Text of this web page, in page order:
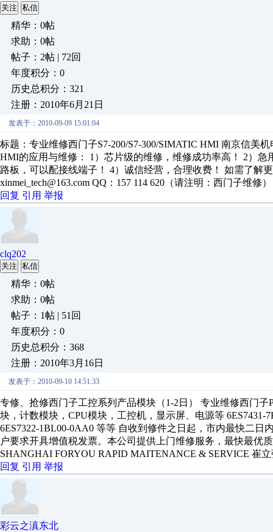
关注 私信
精华：0帖
求助：0帖
帖子：2帖 | 72回
年度积分：0
历史总积分：321
注册：2010年6月21日
发表于：2010-09-09 15:01:04
标题：专业维修西门子S7-200/S7-300/SIMATIC HMI 南京信美
HMI的应用与维修： 1）芯片级的维修，维修成功率高！ 2）
路板，可以配接线端子！ 4）诚信经营，合理收费！ 如需了解
xinmei_tech@163.com QQ：157 114 620（请注明：西门子维修）
回复 引用 举报
clq202
关注 私信
精华：0帖
求助：0帖
帖子：1帖 | 51回
年度积分：0
历史总积分：368
注册：2010年3月16日
发表于：2010-09-10 14:51:33
专修、抢修西门子工控系列产品模块（1-2日） 专业维修西门
块，计数模块，CPU模块，工控机，显示屏、电源等 6ES7431-
6ES7322-1BL00-0AA0 等等 自收到修件之日起，市内最快二
户要求开具增值税发票。本公司提供上门维修服务，最快最优
SHANGHAI FORYOU RAPID MAITENANCE & SERVICE 崔立
回复 引用 举报
彩云之滇东北